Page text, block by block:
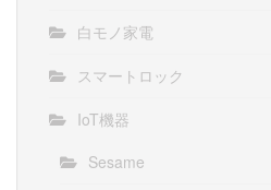
白モノ家電
スマートロック
IoT機器
Sesame